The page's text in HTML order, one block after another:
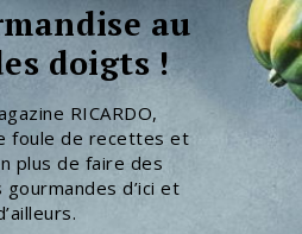
au
doigts !
RICARDO,
foule de recettes et
plus de faire des
d’ici et